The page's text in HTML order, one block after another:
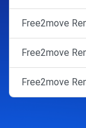
Free2move
Free2move
Free2move